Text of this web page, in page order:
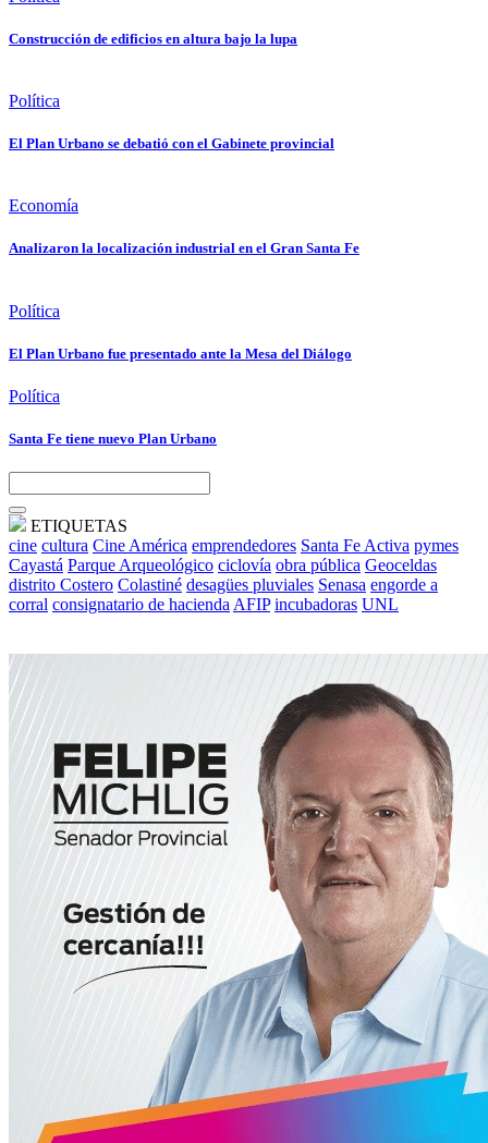
Construcción de edificios en altura bajo la lupa
Política
El Plan Urbano se debatió con el Gabinete provincial
Economía
Analizaron la localización industrial en el Gran Santa Fe
Política
El Plan Urbano fue presentado ante la Mesa del Diálogo
Política
Santa Fe tiene nuevo Plan Urbano
ETIQUETAS
cine cultura Cine América emprendedores Santa Fe Activa pymes
Cayastá Parque Arqueológico ciclovía obra pública Geoceldas
distrito Costero Colastiné desagües pluviales Senasa engorde a
corral consignatario de hacienda AFIP incubadoras UNL